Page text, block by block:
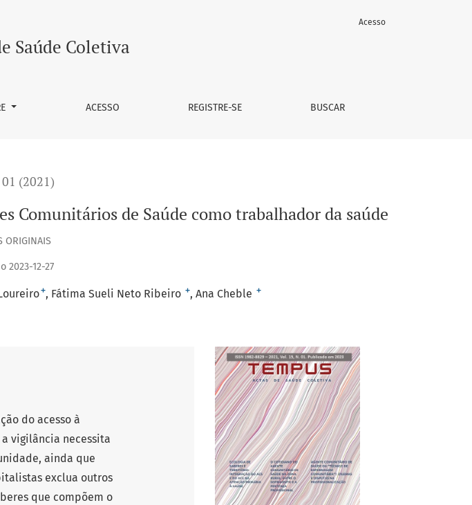
como trabalhador da saúde
Saúde Coletiva
ACESSO REGISTRE-SE BUSCAR
Acesso
(2021)
Comunitários de Saúde como trabalhador da saúde
ORIGINAIS
2023-12-27
+ Fátima Sueli Neto Ribeiro + Ana Cheble +
do acesso à
vigilância necessita
ainda que
exclua outros
que compõem o